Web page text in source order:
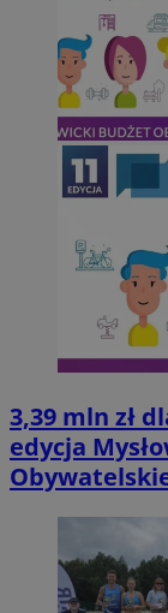
3,39 mln zł
edycja